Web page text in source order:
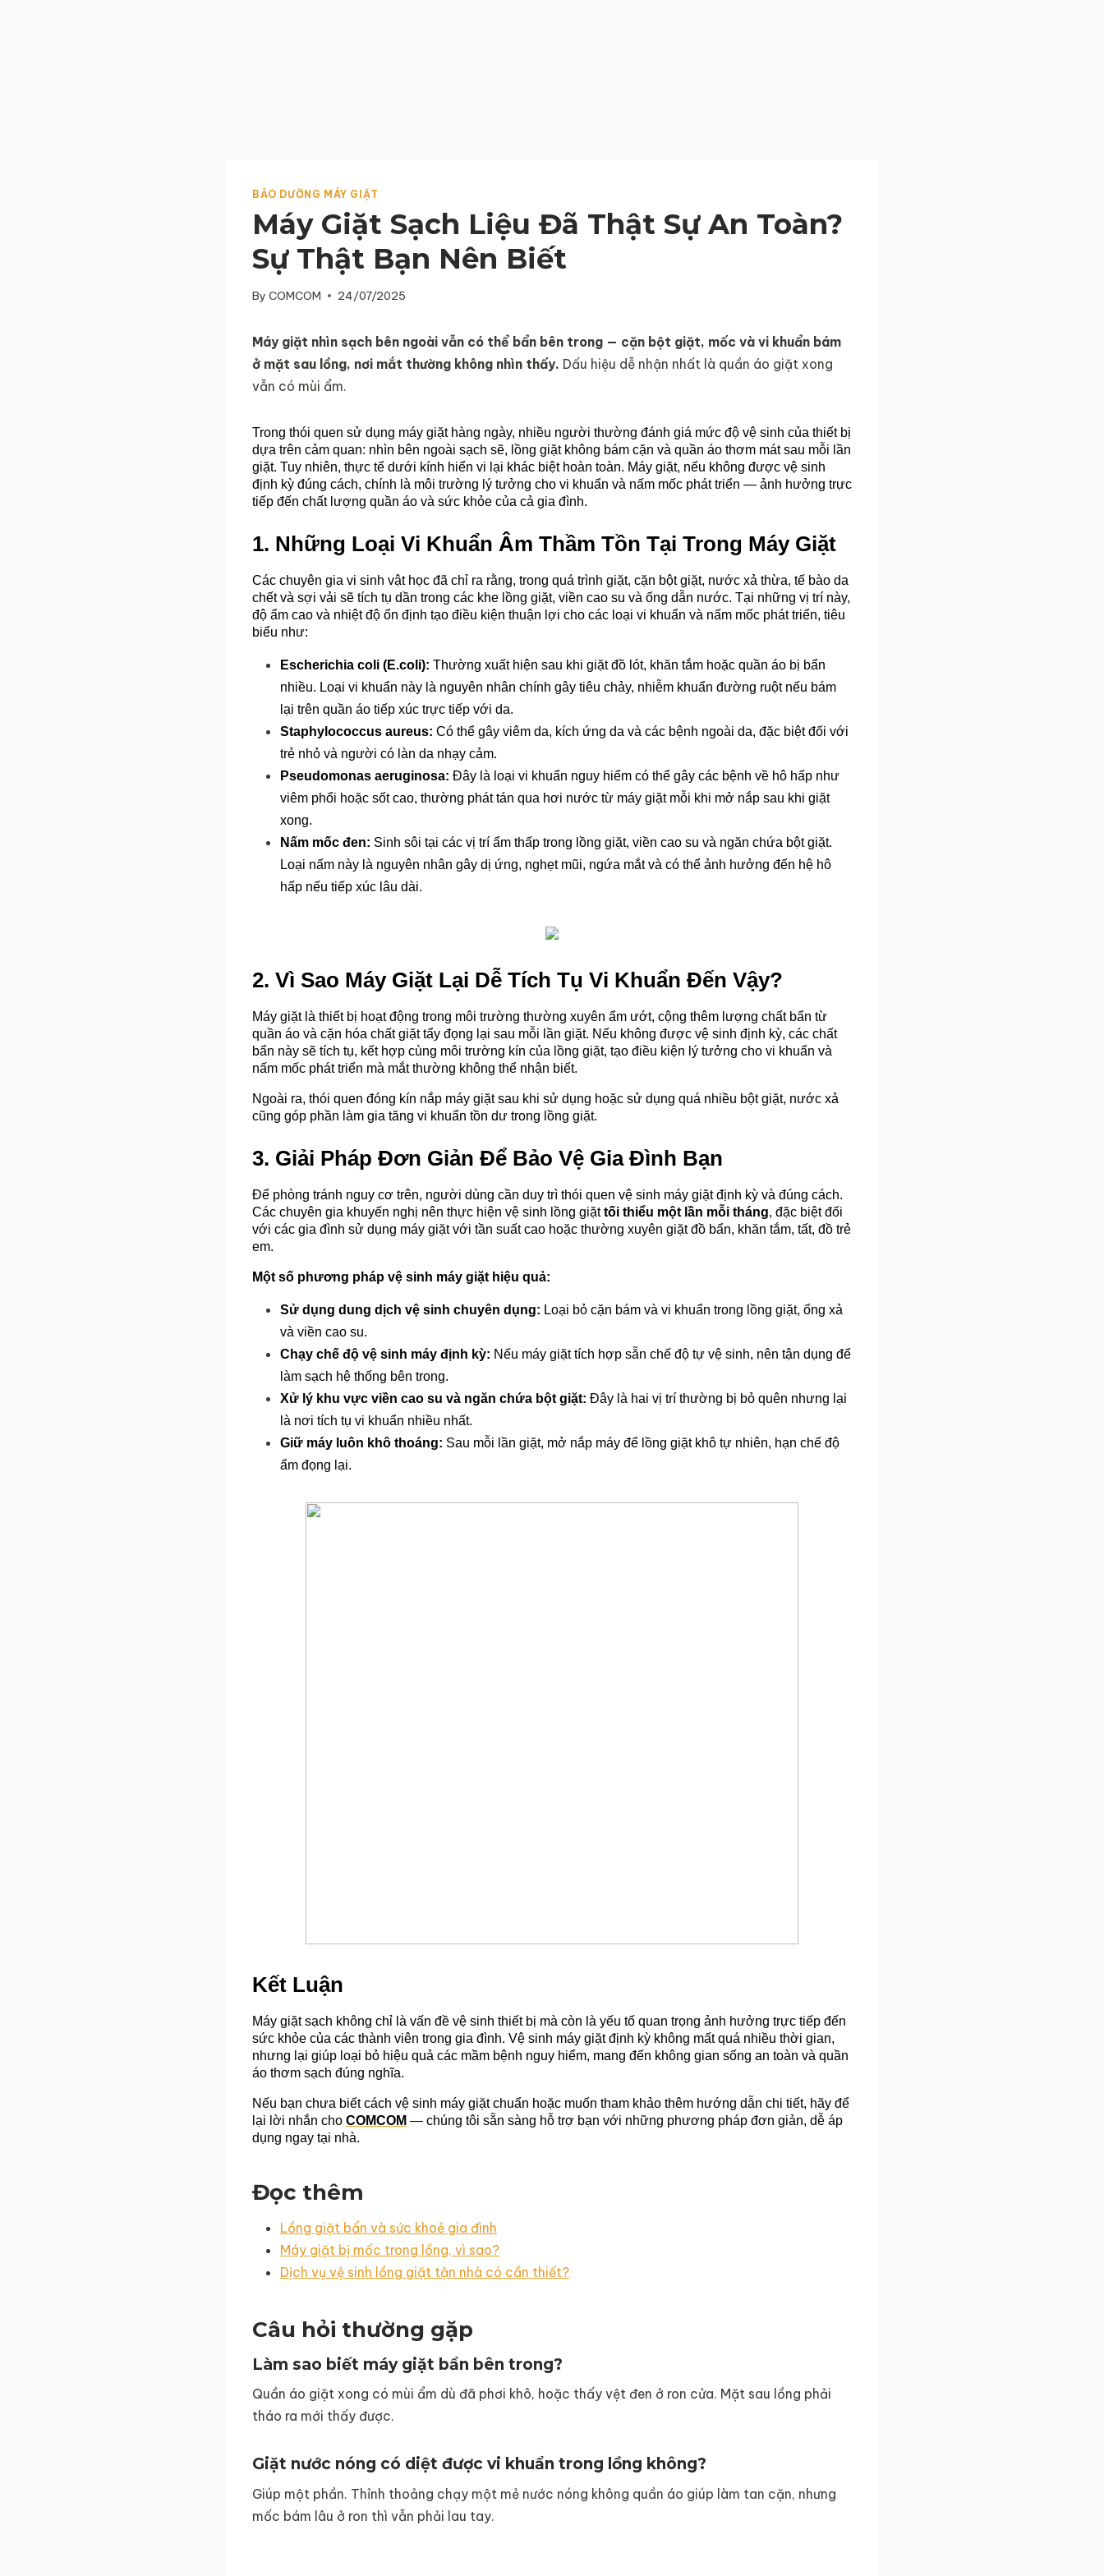
BẢO DƯỠNG MÁY GIẶT
Máy Giặt Sạch Liệu Đã Thật Sự An Toàn?
Sự Thật Bạn Nên Biết
By COMCOM 24/07/2025
Máy giặt nhìn sạch bên ngoài vẫn có thể bẩn bên trong — cặn bột giặt, mốc và vi khuẩn bám
ở mặt sau lồng, nơi mắt thường không nhìn thấy. Dấu hiệu dễ nhận nhất là quần áo giặt xong
vẫn có mùi ẩm.
Trong thói quen sử dụng máy giặt hàng ngày, nhiều người thường đánh giá mức độ vệ sinh của thiết bị
dựa trên cảm quan: nhìn bên ngoài sạch sẽ, lồng giặt không bám cặn và quần áo thơm mát sau mỗi lần
giặt. Tuy nhiên, thực tế dưới kính hiển vi lại khác biệt hoàn toàn. Máy giặt, nếu không được vệ sinh
định kỳ đúng cách, chính là môi trường lý tưởng cho vi khuẩn và nấm mốc phát triển — ảnh hưởng trực
tiếp đến chất lượng quần áo và sức khỏe của cả gia đình.
1. Những Loại Vi Khuẩn Âm Thầm Tồn Tại Trong Máy Giặt
Các chuyên gia vi sinh vật học đã chỉ ra rằng, trong quá trình giặt, cặn bột giặt, nước xả thừa, tế bào da
chết và sợi vải sẽ tích tụ dần trong các khe lồng giặt, viền cao su và ống dẫn nước. Tại những vị trí này,
độ ẩm cao và nhiệt độ ổn định tạo điều kiện thuận lợi cho các loại vi khuẩn và nấm mốc phát triển, tiêu
biểu như:
Escherichia coli (E.coli): Thường xuất hiện sau khi giặt đồ lót, khăn tắm hoặc quần áo bị bẩn
nhiều. Loại vi khuẩn này là nguyên nhân chính gây tiêu chảy, nhiễm khuẩn đường ruột nếu bám
lại trên quần áo tiếp xúc trực tiếp với da.
Staphylococcus aureus: Có thể gây viêm da, kích ứng da và các bệnh ngoài da, đặc biệt đối với
trẻ nhỏ và người có làn da nhạy cảm.
Pseudomonas aeruginosa: Đây là loại vi khuẩn nguy hiểm có thể gây các bệnh về hô hấp như
viêm phổi hoặc sốt cao, thường phát tán qua hơi nước từ máy giặt mỗi khi mở nắp sau khi giặt
xong.
Nấm mốc đen: Sinh sôi tại các vị trí ẩm thấp trong lồng giặt, viền cao su và ngăn chứa bột giặt.
Loại nấm này là nguyên nhân gây dị ứng, nghẹt mũi, ngứa mắt và có thể ảnh hưởng đến hệ hô
hấp nếu tiếp xúc lâu dài.
2. Vì Sao Máy Giặt Lại Dễ Tích Tụ Vi Khuẩn Đến Vậy?
Máy giặt là thiết bị hoạt động trong môi trường thường xuyên ẩm ướt, cộng thêm lượng chất bẩn từ
quần áo và cặn hóa chất giặt tẩy đọng lại sau mỗi lần giặt. Nếu không được vệ sinh định kỳ, các chất
bẩn này sẽ tích tụ, kết hợp cùng môi trường kín của lồng giặt, tạo điều kiện lý tưởng cho vi khuẩn và
nấm mốc phát triển mà mắt thường không thể nhận biết.
Ngoài ra, thói quen đóng kín nắp máy giặt sau khi sử dụng hoặc sử dụng quá nhiều bột giặt, nước xả
cũng góp phần làm gia tăng vi khuẩn tồn dư trong lồng giặt.
3. Giải Pháp Đơn Giản Để Bảo Vệ Gia Đình Bạn
Để phòng tránh nguy cơ trên, người dùng cần duy trì thói quen vệ sinh máy giặt định kỳ và đúng cách.
Các chuyên gia khuyến nghị nên thực hiện vệ sinh lồng giặt tối thiểu một lần mỗi tháng, đặc biệt đối
với các gia đình sử dụng máy giặt với tần suất cao hoặc thường xuyên giặt đồ bẩn, khăn tắm, tất, đồ trẻ
em.
Một số phương pháp vệ sinh máy giặt hiệu quả:
Sử dụng dung dịch vệ sinh chuyên dụng: Loại bỏ cặn bám và vi khuẩn trong lồng giặt, ống xả
và viền cao su.
Chạy chế độ vệ sinh máy định kỳ: Nếu máy giặt tích hợp sẵn chế độ tự vệ sinh, nên tận dụng để
làm sạch hệ thống bên trong.
Xử lý khu vực viền cao su và ngăn chứa bột giặt: Đây là hai vị trí thường bị bỏ quên nhưng lại
là nơi tích tụ vi khuẩn nhiều nhất.
Giữ máy luôn khô thoáng: Sau mỗi lần giặt, mở nắp máy để lồng giặt khô tự nhiên, hạn chế độ
ẩm đọng lại.
Kết Luận
Máy giặt sạch không chỉ là vấn đề vệ sinh thiết bị mà còn là yếu tố quan trọng ảnh hưởng trực tiếp đến
sức khỏe của các thành viên trong gia đình. Vệ sinh máy giặt định kỳ không mất quá nhiều thời gian,
nhưng lại giúp loại bỏ hiệu quả các mầm bệnh nguy hiểm, mang đến không gian sống an toàn và quần
áo thơm sạch đúng nghĩa.
Nếu bạn chưa biết cách vệ sinh máy giặt chuẩn hoặc muốn tham khảo thêm hướng dẫn chi tiết, hãy để
lại lời nhắn cho COMCOM — chúng tôi sẵn sàng hỗ trợ bạn với những phương pháp đơn giản, dễ áp
dụng ngay tại nhà.
Đọc thêm
Lồng giặt bẩn và sức khoẻ gia đình
Máy giặt bị mốc trong lồng, vì sao?
Dịch vụ vệ sinh lồng giặt tận nhà có cần thiết?
Câu hỏi thường gặp
Làm sao biết máy giặt bẩn bên trong?
Quần áo giặt xong có mùi ẩm dù đã phơi khô, hoặc thấy vệt đen ở ron cửa. Mặt sau lồng phải
tháo ra mới thấy được.
Giặt nước nóng có diệt được vi khuẩn trong lồng không?
Giúp một phần. Thỉnh thoảng chạy một mẻ nước nóng không quần áo giúp làm tan cặn, nhưng
mốc bám lâu ở ron thì vẫn phải lau tay.